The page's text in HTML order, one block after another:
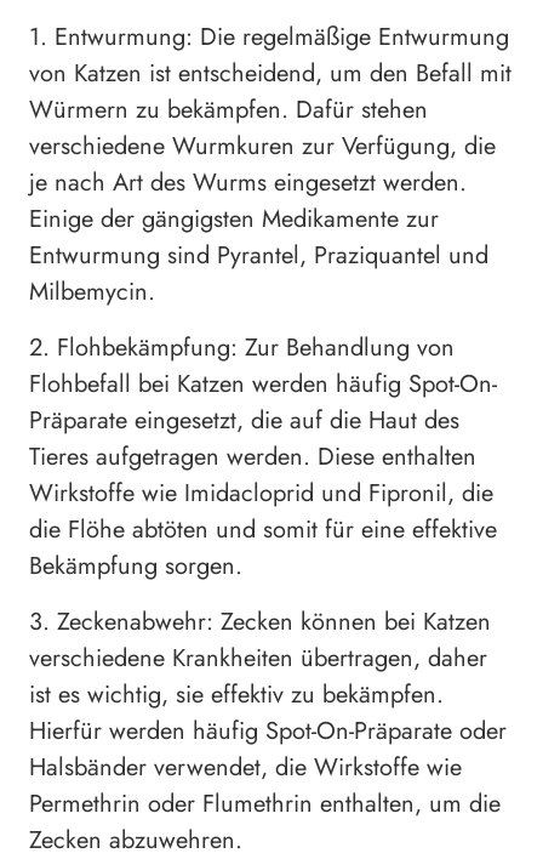
1. Entwurmung: Die regelmäßige Entwurmung
von Katzen ist entscheidend, um den Befall mit
Würmern zu bekämpfen. Dafür stehen
verschiedene Wurmkuren zur Verfügung, die
je nach Art des Wurms eingesetzt werden.
Einige der gängigsten Medikamente zur
Entwurmung sind Pyrantel, Praziquantel und
Milbemycin.
2. Flohbekämpfung: Zur Behandlung von
Flohbefall bei Katzen werden häufig Spot-On-
Präparate eingesetzt, die auf die Haut des
Tieres aufgetragen werden. Diese enthalten
Wirkstoffe wie Imidacloprid und Fipronil, die
die Flöhe abtöten und somit für eine effektive
Bekämpfung sorgen.
3. Zeckenabwehr: Zecken können bei Katzen
verschiedene Krankheiten übertragen, daher
ist es wichtig, sie effektiv zu bekämpfen.
Hierfür werden häufig Spot-On-Präparate oder
Halsbänder verwendet, die Wirkstoffe wie
Permethrin oder Flumethrin enthalten, um die
Zecken abzuwehren.